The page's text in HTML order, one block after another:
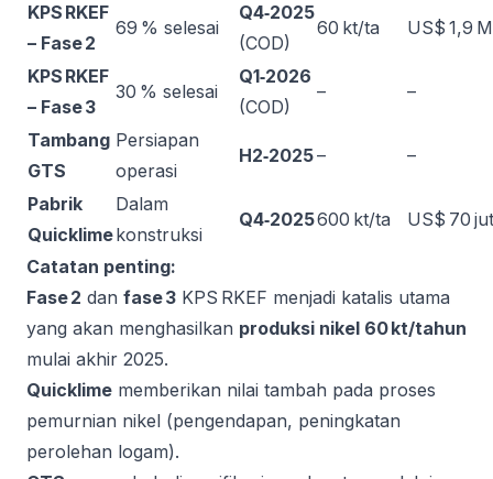
KPS RKEF
– Fase 2
69 % selesai
Q4‑2025
(COD)
60 kt/ta US$ 1,9 M
KPS RKEF
– Fase 3
30 % selesai
Q1‑2026
(COD)
– –
Tambang
GTS
Persiapan
operasi
H2‑2025– –
Pabrik
Quicklime
Dalam
konstruksi
Q4‑2025600 kt/ta US$ 70
Catatan penting:
Fase 2 dan fase 3 KPS RKEF menjadi katalis utama
yang akan menghasilkan produksi nikel 60 kt/tahun
mulai akhir 2025.
Quicklime memberikan nilai tambah pada proses
pemurnian nikel (pengendapan, peningkatan
perolehan logam).